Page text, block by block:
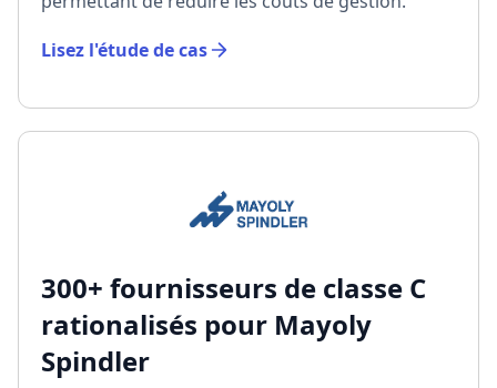
Lisez l'étude de cas
300+ fournisseurs de classe C
rationalisés pour Mayoly
Spindler